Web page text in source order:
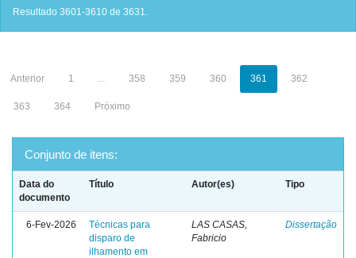
Resultado 3601-3610 de 3631.
Anterior 1 ... 358 359 360 361 362
363 364 Próximo
Conjunto de itens:
Data do
documento
Título Autor(es) Tipo
6-Fev-2026
Técnicas para
disparo de
ilhamento em
LAS CASAS,
Fabricio
Dissertação